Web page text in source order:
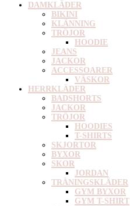
DAMKLÄDER
BIKINI
KLÄNNING
TRÖJOR
HOODIE
JEANS
JACKOR
ACCESSOARER
VÄSKOR
HERRKLÄDER
BADSHORTS
JACKOR
TRÖJOR
HOODIES
T-SHIRTS
SKJORTOR
BYXOR
SKOR
JORDAN
TRÄNINGSKLÄDER
GYM BYXOR
GYM T-SHIRT